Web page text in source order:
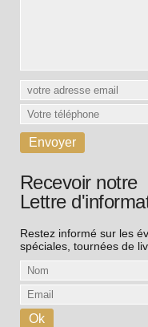
Recevoir notre
Lettre
Restez informé sur les
spéciales, tournées de